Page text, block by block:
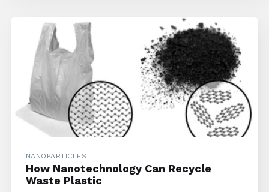
NANOPARTICLES
How Nanotechnology Can Recycle
Waste Plastic